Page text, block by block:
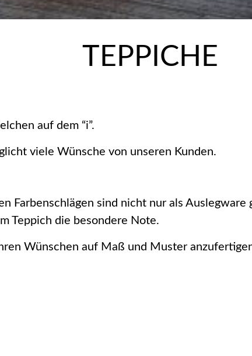
TEPPICHE
auf dem “i”.
viele Wünsche von unseren Kunden.
Farbenschlägen sind nicht nur als
Teppich die besondere Note.
Wünschen auf Maß und Muster